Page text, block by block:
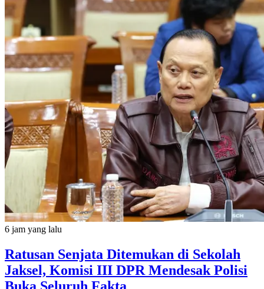
6 jam yang lalu
Ratusan Senjata Ditemukan di Sekolah
Jaksel, Komisi III DPR Mendesak Polisi